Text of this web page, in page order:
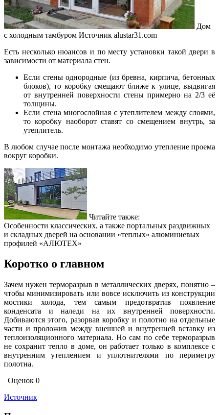
Дом
с холодным тамбуром Источник alustar31.com
Есть несколько нюансов и по месту установки такой двери в
зависимости от материала стен.
Если стены однородные (из бревна, кирпича, бетонных
блоков), то коробку смещают ближе к улице, выдвигая
от внутренней поверхности стены примерно на 2/3 её
толщины.
Если стена многослойная с утеплителем между слоями,
то коробку наоборот ставят со смещением внутрь, за
утеплитель.
В любом случае после монтажа необходимо утепление проема
вокруг коробки.
Читайте также:
Особенности классических, а также портальных раздвижных
и складных дверей на основании «теплых» алюминиевых
профилей «АЛЮТЕХ»
Коротко о главном
Зачем нужен терморазрыв в металлических дверях, понятно –
чтобы минимизировать или вовсе исключить из конструкции
мостики холода, тем самым предотвратив появление
конденсата и наледи на их внутренней поверхности.
Добиваются этого, разорвав коробку и полотно на отдельные
части и проложив между внешней и внутренней вставку из
теплоизоляционного материала. Но сам по себе терморазрыв
не сохранит тепло в доме, он работает только в комплексе с
внутренним утеплением и уплотнителями по периметру
полотна.
Оценок 0
Источник